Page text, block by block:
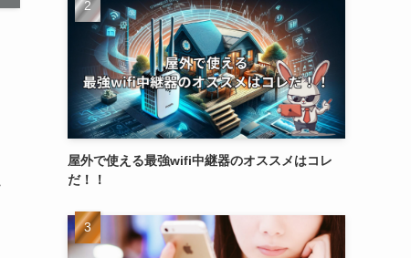
屋外で使える最強wifi中継器のオススメはコレ
だ！！